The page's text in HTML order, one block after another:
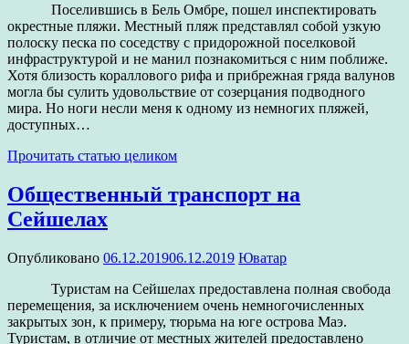
Поселившись в Бель Омбре, пошел инспектировать
окрестные пляжи. Местный пляж представлял собой узкую
полоску песка по соседству с придорожной поселковой
инфраструктурой и не манил познакомиться с ним поближе.
Хотя близость кораллового рифа и прибрежная гряда валунов
могла бы сулить удовольствие от созерцания подводного
мира. Но ноги несли меня к одному из немногих пляжей,
доступных…
Прочитать статью целиком
Общественный транспорт на
Сейшелах
Опубликовано 06.12.201906.12.2019 Юватар
Туристам на Сейшелах предоставлена полная свобода
перемещения, за исключением очень немногочисленных
закрытых зон, к примеру, тюрьма на юге острова Маэ.
Туристам, в отличие от местных жителей предоставлено